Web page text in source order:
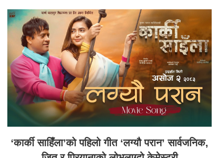
‘कार्की साहिँला’को पहिलो गीत ‘लग्यौ परान’ सार्वजनिक,